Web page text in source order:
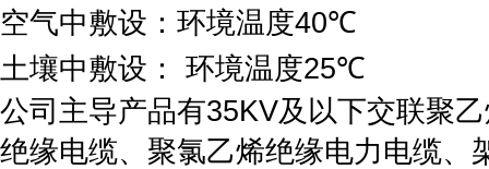
空气中敷设：环境温度40℃
土壤中敷设：
环境温度25℃
公司主导产品有35KV及以下交联聚
绝缘电缆、聚氯乙烯绝缘电力电缆、